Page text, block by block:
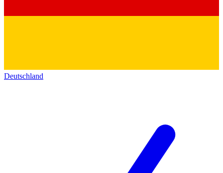
Deutschland